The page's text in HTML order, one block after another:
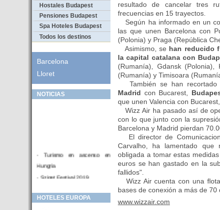
Hostales Budapest
Pensiones Budapest
Spa Hoteles Budapest
Todos los destinos
Barcelona
Lloret
NOTICIAS
- Turismo en ascenso en
Hungria
- Sziget Festival 2019
Hotel en venta en zona PRIME
HOTELES EUROPA
resultado de cancelar tres
frecuencias en 15 trayectos.
Según ha informado en un
las que unen Barcelona con
(Polonia) y Praga (República
Asimismo, se han reducido
la capital catalana con
(Rumanía), Gdansk (Polonia),
(Rumanía) y Timisoara
También se han recortado
Madrid con Bucarest,
que unen Valencia con
Wizz Air ha pasado así de
con lo que junto con la
Barcelona y Madrid pierdan
El director de
Carvalho, ha lamentado
obligada a tomar estas
euros se han gastado en la
fallidos".
Wizz Air cuenta con una
bases de conexión a más de
www.wizzair.com